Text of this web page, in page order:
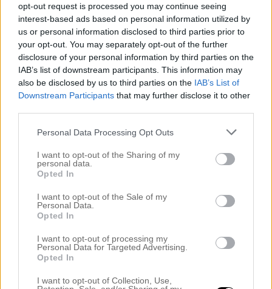
opt-out request is processed you may continue seeing
interest-based ads based on personal information utilized by
us or personal information disclosed to third parties prior to
your opt-out. You may separately opt-out of the further
disclosure of your personal information by third parties on the
IAB’s list of downstream participants. This information may
also be disclosed by us to third parties on the IAB’s List of
Downstream Participants that may further disclose it to other
Personal Data Processing Opt Outs
I want to opt-out of the Sharing of my
personal data.
Opted In
I want to opt-out of the Sale of my
Personal Data.
Opted In
I want to opt-out of processing my
Personal Data for Targeted Advertising.
Opted In
I want to opt-out of Collection, Use,
mycket att köpa allt nytt på samma gång. Det känns
verkligen så mycket […]
LÄNGD ELLER HÅRFÄRG?
Hej finaste ni! Först och främst, tusen tack för alla